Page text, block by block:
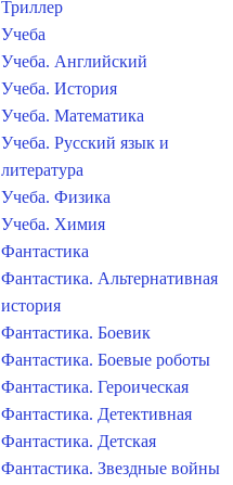
Триллер
Учеба
Учеба. Английский
Учеба. История
Учеба. Математика
Учеба. Русский язык и
литература
Учеба. Физика
Учеба. Химия
Фантастика
Фантастика. Альтернативная
история
Фантастика. Боевик
Фантастика. Боевые роботы
Фантастика. Героическая
Фантастика. Детективная
Фантастика. Детская
Фантастика. Звездные войны